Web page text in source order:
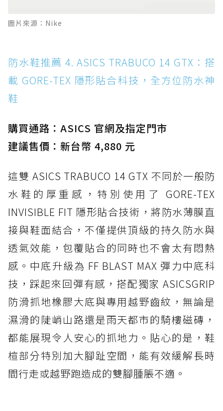
圖片來源：Nike
防水鞋推薦 4. ASICS TRABUCO 14 GTX：搭
載 GORE-TEX 隱形貼合科技，全方位防水神
鞋
購買通路：ASICS 官網及指定門市
建議售價：新台幣 4,880 元
這雙 ASICS TRABUCO 14 GTX 不同於一般防
水鞋的厚重感，特別使用了 GORE-TEX
INVISIBLE FIT 隱形貼合技術，將防水薄膜直
接與鞋面結合，不僅提供頂級的持久防水與
透氣效能，包覆貼合的同時也不會太有悶熱
感。中底升級為 FF BLAST MAX 彈力中底科
技，踩起來回彈有感，搭配獨家 ASICSGRIP
防滑抓地橡膠大底與專用越野齒紋，無論是
濕滑的陡峭山路還是雨天都市的騎樓磁磚，
都能展現令人安心的抓地力。貼心的是，鞋
楦部分特別加大腳趾空間，能有效緩解長時
間行走或越野跑造成的雙腳腫脹不適。